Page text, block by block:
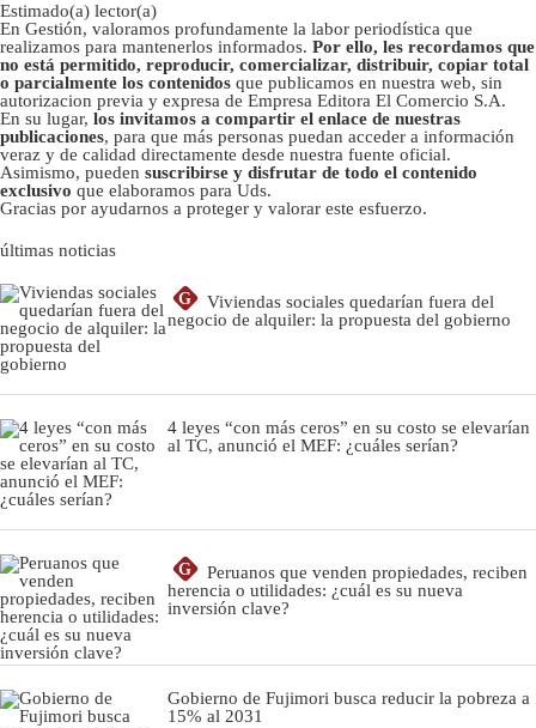
Estimado(a) lector(a)
En Gestión, valoramos profundamente la labor periodística que
realizamos para mantenerlos informados. Por ello, les recordamos que
no está permitido, reproducir, comercializar, distribuir, copiar total
o parcialmente los contenidos que publicamos en nuestra web, sin
autorizacion previa y expresa de Empresa Editora El Comercio S.A.
En su lugar, los invitamos a compartir el enlace de nuestras
publicaciones, para que más personas puedan acceder a información
veraz y de calidad directamente desde nuestra fuente oficial.
Asimismo, pueden suscribirse y disfrutar de todo el contenido
exclusivo que elaboramos para Uds.
Gracias por ayudarnos a proteger y valorar este esfuerzo.
últimas noticias
G
Viviendas sociales quedarían fuera del
negocio de alquiler: la propuesta del gobierno
4 leyes “con más ceros” en su costo se elevarían
al TC, anunció el MEF: ¿cuáles serían?
G
Peruanos que venden propiedades, reciben
herencia o utilidades: ¿cuál es su nueva
inversión clave?
Gobierno de Fujimori busca reducir la pobreza a
15% al 2031